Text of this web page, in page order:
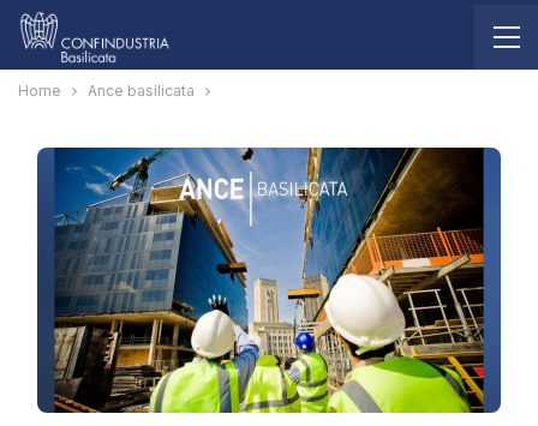
Home Ance basilicata